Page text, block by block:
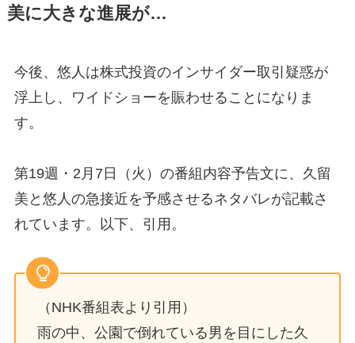
美に大きな進展が…
今後、悠人は株式投資のインサイダー取引疑惑が
浮上し、ワイドショーを賑わせることになりま
す。
第19週・2月7日（火）の番組内容予告文に、久留
美と悠人の急接近を予感させるネタバレが記載さ
れています。以下、引用。
（NHK番組表より引用）
雨の中、公園で倒れている男を目にした久